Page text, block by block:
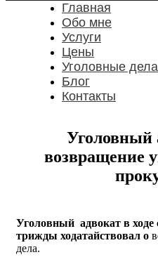
Главная
Обо мне
Услуги
Цены
Уголовные дела
Блог
Контакты
Уголовный
возвращение
Уголовный адвокат в ходе
трижды ходатайствовал о
дела.